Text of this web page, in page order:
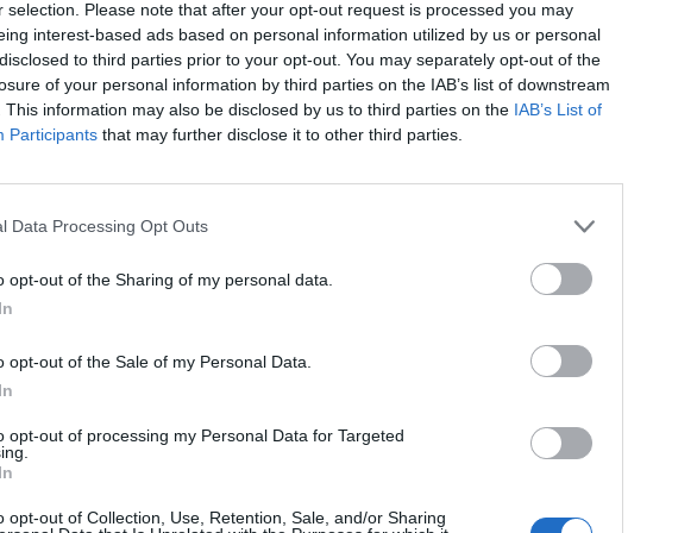
selection. Please note that after your opt-out request is processed you may
interest-based ads based on personal information utilized by us or personal
to third parties prior to your opt-out. You may separately opt-out of the
of your personal information by third parties on the IAB’s list of downstream
This information may also be disclosed by us to third parties on the IAB’s List of
Participants that may further disclose it to other third parties.
Data Processing Opt Outs
opt-out of the Sharing of my personal data.
opt-out of the Sale of my Personal Data.
opt-out of processing my Personal Data for Targeted
opt-out of Collection, Use, Retention, Sale, and/or Sharing
Med oss i studion har vi Elin Roaks, CMO, och Asmir Suljicic,
att…
Tyskland
Maria Paulsson Rönnbäck, medgrundare till
VAKN. Hur vet du egentligen vad dina kunder…